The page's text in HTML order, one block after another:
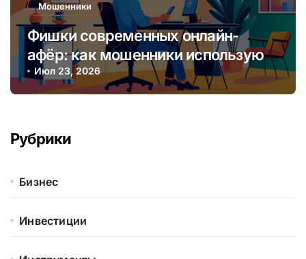
Мошенники
Фишки современных онлайн-
афёр: как мошенники используют
социальные сети и мессенджеры
Июл 23, 2026
Рубрики
Бизнес
Инвестиции